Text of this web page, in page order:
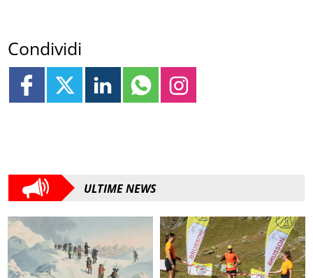
Condividi
ULTIME NEWS